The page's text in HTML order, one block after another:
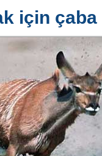
için